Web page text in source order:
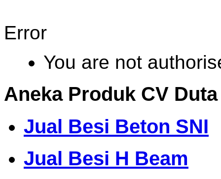
Error
You are not
Aneka Produk CV
Jual Besi Beton SNI
Jual Besi H Beam